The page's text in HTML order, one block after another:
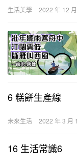
生活美學 2022 年 12
6 糕餅生產線
未來生活 2022 年 3 月
16 生活常識6